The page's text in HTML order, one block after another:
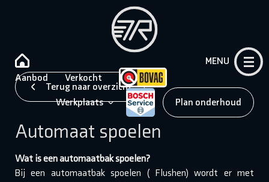
Aanbod Verkocht
Werkplaats Plan onderhoud
MENU
Terug naar overzicht
Automaat spoelen
Wat is een automaatbak spoelen?
Bij een automaatbak spoelen ( Flushen) wordt er met